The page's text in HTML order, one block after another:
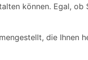
können. Egal, ob
die Ihnen